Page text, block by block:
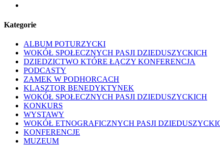
Kategorie
ALBUM POTURZYCKI
WOKÓŁ SPOŁECZNYCH PASJI DZIEDUSZYCKICH
DZIEDZICTWO KTÓRE ŁĄCZY KONFERENCJA
PODCASTY
ZAMEK W PODHORCACH
KLASZTOR BENEDYKTYNEK
WOKÓŁ SPOŁECZNYCH PASJI DZIEDUSZYCKICH
KONKURS
WYSTAWY
WOKÓŁ ETNOGRAFICZNYCH PASJI
KONFERENCJE
MUZEUM